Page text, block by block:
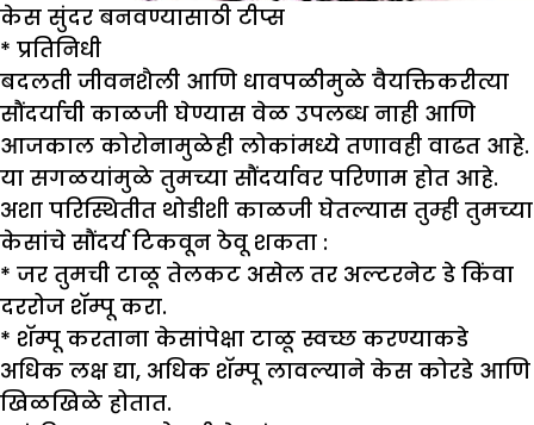
केस सुंदर बनवण्यासाठी टीप्स
* प्रतिनिधी
बदलती जीवनशैली आणि धावपळीमुळे वैयक्तिकरीत्या
सौंदर्याची काळजी घेण्यास वेळ उपलब्ध नाही आणि
आजकाल कोरोनामुळेही लोकांमध्ये तणावही वाढत आहे.
या सगळयांमुळे तुमच्या सौंदर्यावर परिणाम होत आहे.
अशा परिस्थितीत थोडीशी काळजी घेतल्यास तुम्ही तुमच्या
केसांचे सौंदर्य टिकवून ठेवू शकता :
* जर तुमची टाळू तेलकट असेल तर अल्टरनेट डे किंवा
दररोज शॅम्पू करा.
* शॅम्पू करताना केसांपेक्षा टाळू स्वच्छ करण्याकडे
अधिक लक्ष द्या, अधिक शॅम्पू लावल्याने केस कोरडे आणि
खिळखिळे होतात.